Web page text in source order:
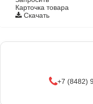
Карточка товара
Скачать
+7 (8482)